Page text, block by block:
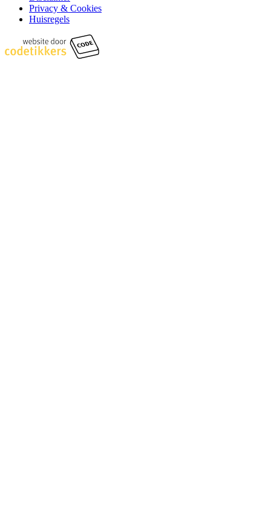
Privacy & Cookies
Huisregels